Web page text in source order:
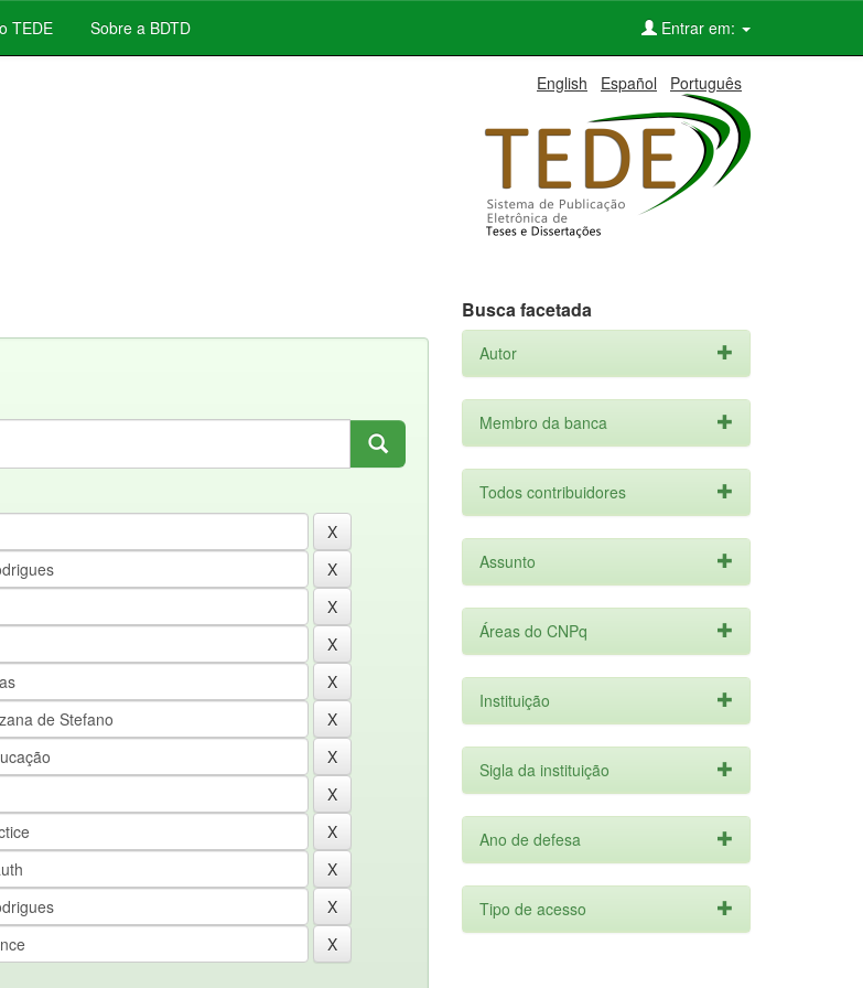
TEDE Sobre a BDTD Entrar em:
English Español Português
Busca facetada
Autor
Membro da banca
Todos contribuidores
Assunto
Áreas do CNPq
Instituição
Sigla da instituição
Ano de defesa
Tipo de acesso